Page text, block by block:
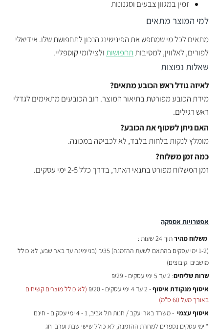
אפשרויות אספקה
משלוח מהירתוך 24 שעות :
(1-2 ימי עסקים בהתאם לשעת ההזמנה)
₪35 (בניימינה עד באר שבע, לא כולל
מושבים וקיבוצים)
שרות שליחים: 2 עד 5 ימי עסקים - ₪29
איסוף מנקודת איסוף- 2 עד 4 ימי עסקים - ₪20
(לא כולל מוצרים קשיחים
באורך מעל 60 ס"מ)
איסוף עצמי - משרד באר יעקב / חנות תל אביב, 1 - 4 ימי עסקים - חינם
* ימי עסקים נספרים למחרת ההזמנה, לא כולל שישי שבת וערבי חג
זמין במגוון צבעים וסגנונות
למי המוצר מתאים
מתאים לכל מי שמחפש את הפינישינג הנכון לתחפושת שלו. אידיאלי
לפורים, לאלווין, למסיבותתחפושותולצילומי קוספליי.
שאלות נפוצות
לאיזה גודל ראש הכובע מתאים?
מידת הכובע מפורטת בתיאור המוצר. רוב הכובעים מתאימים לגדלי
ראש רגילים.
האם ניתן לשטוף את הכובע?
מומלץ לנקות בלחות בלבד, לא לכביסה במכונה.
כמה זמן משלוח?
זמן המשלוח מפורט בתנאי האתר, בדרך כלל 2-5 ימי עסקים.